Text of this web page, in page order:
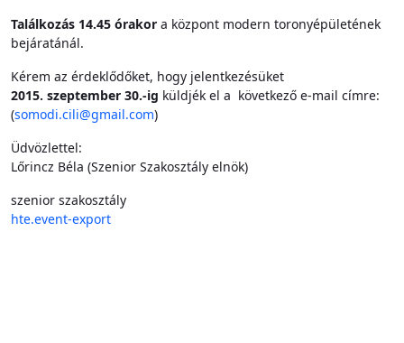
Találkozás 14.45 órakor a központ modern toronyépületének
bejáratánál.
Kérem az érdeklődőket, hogy jelentkezésüket
2015. szeptember 30.-ig küldjék el a következő e-mail címre:
(somodi.cili@gmail.com)
Üdvözlettel:
Lőrincz Béla (Szenior Szakosztály elnök)
szenior szakosztály
hte.event-export